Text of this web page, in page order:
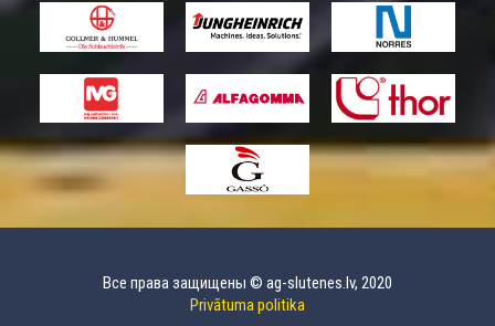
Все права защищены © ag-slutenes.lv, 2020
Privātuma politika